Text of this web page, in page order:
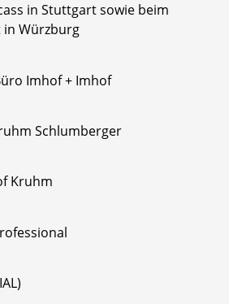
in Stuttgart sowie beim
in Würzburg
Imhof + Imhof
Schlumberger
Kruhm